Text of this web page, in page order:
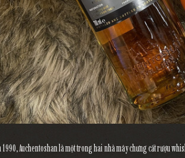
Auchentoshan là một trong hai nhà máy chưng cất rượu